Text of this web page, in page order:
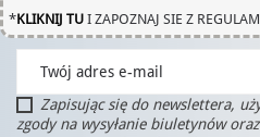
*KLIKNIJ TU I ZAPOZNAJ SIE Z
Zapisując się do newslettera,
zgody na wysyłanie biuletynów